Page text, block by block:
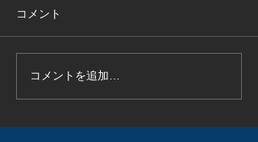
コメント
コメントを追加…